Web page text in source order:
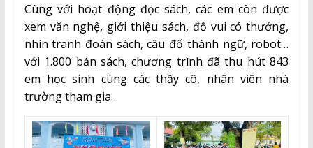
Cùng với hoạt động đọc sách, các em còn được
xem văn nghệ, giới thiệu sách, đố vui có thưởng,
nhìn tranh đoán sách, câu đố thành ngữ, robot…
với 1.800 bản sách, chương trình đã thu hút 843
em học sinh cùng các thầy cô, nhân viên nhà
trường tham gia.